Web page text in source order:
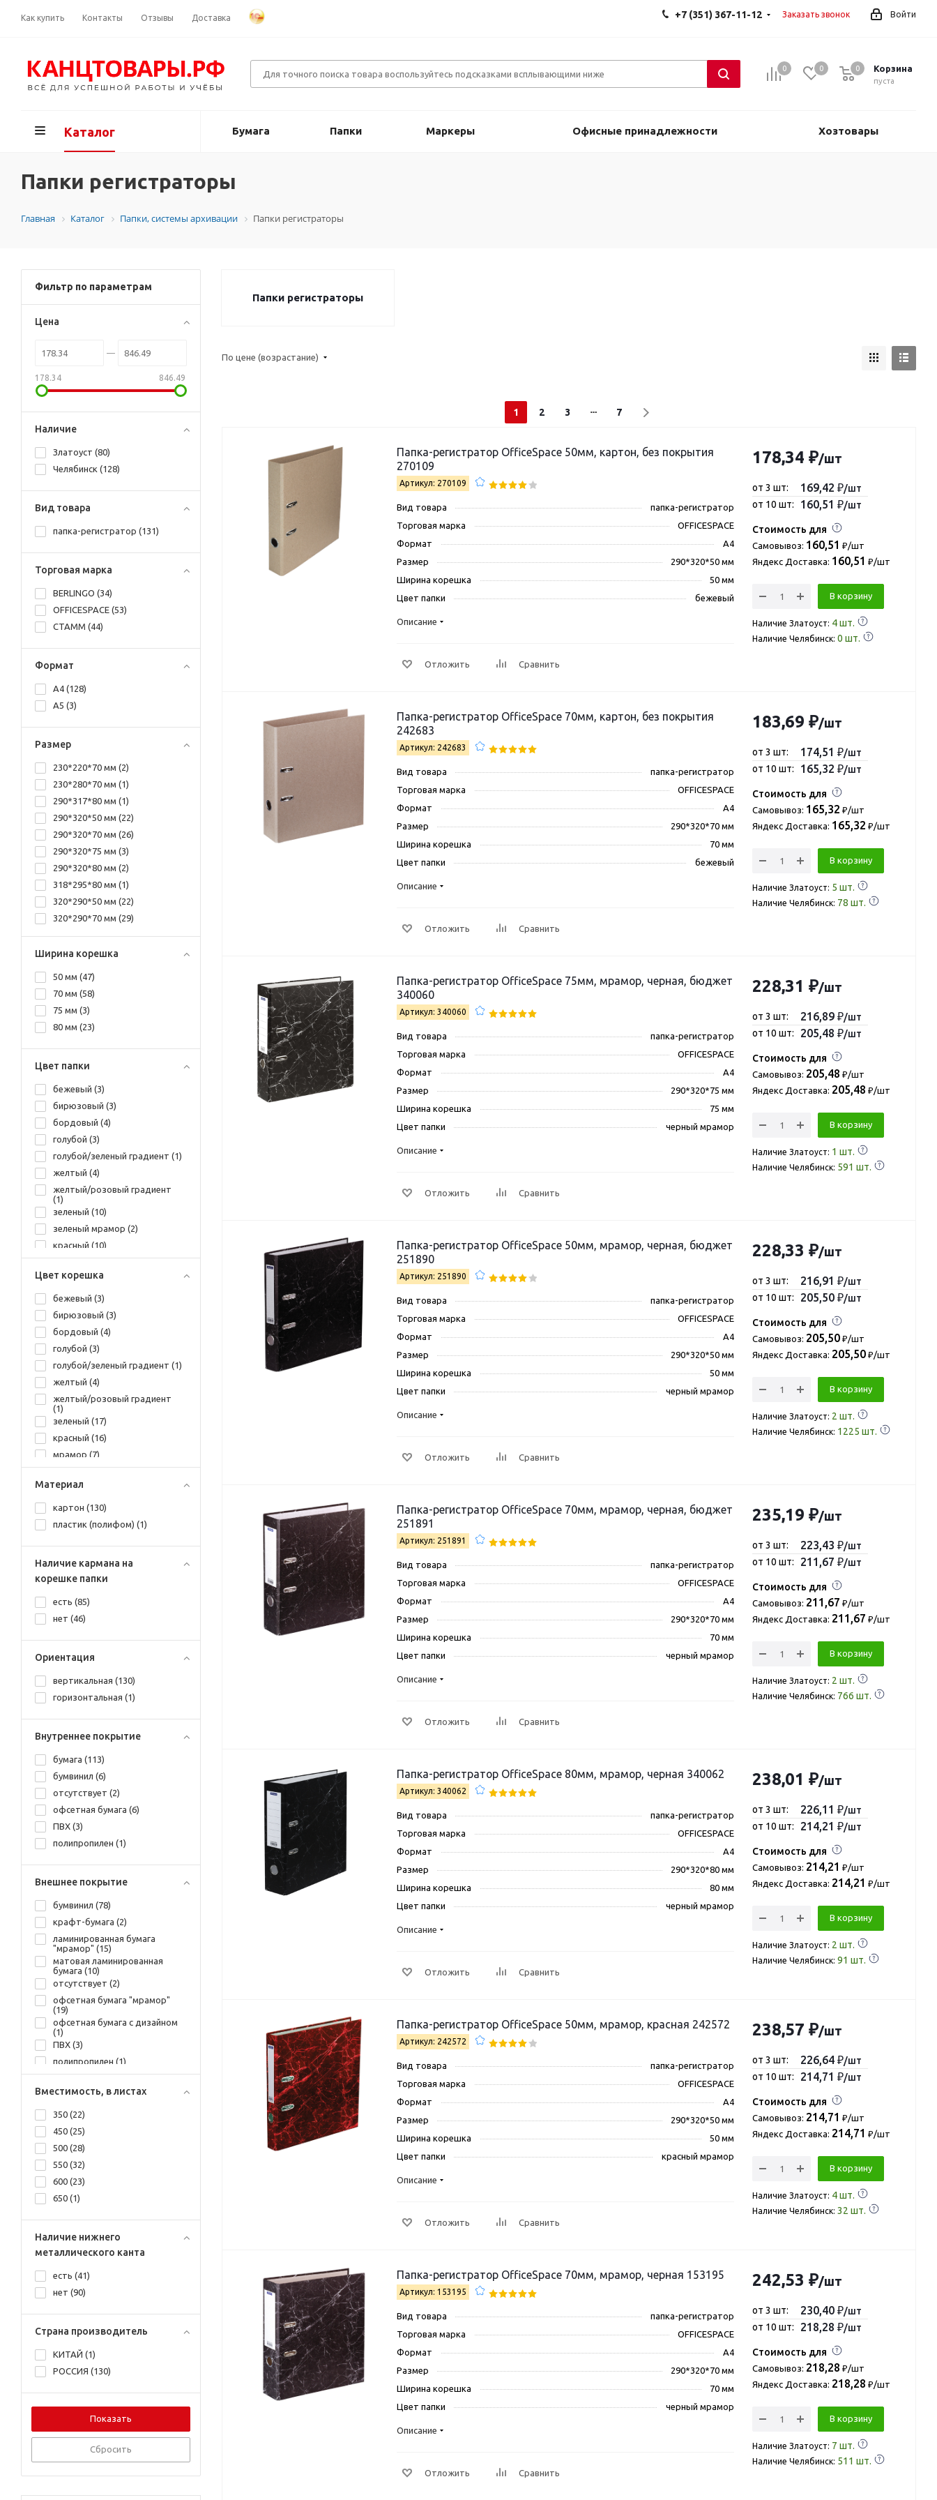
Как купить Контакты Отзывы Доставка Войти
+7 (351) 367-11-12 Заказать звонок
0 0 Корзина
0
пуста
0
Каталог Бумага Папки Маркеры Офисные принадлежности Хозтовары
Папки регистраторы
Главная Каталог Папки, системы архивации Папки регистраторы
Папки регистраторы
По цене (возрастание)
1 2 3 7
Папка-регистратор OfficeSpace 50мм, картон, без покрытия
270109
Артикул: 270109
Вид товара
папка-регистратор
Торговая марка
OFFICESPACE
Формат
А4
Размер
290*320*50 мм
Ширина корешка
50 мм
Цвет папки
бежевый
Описание
Отложить Сравнить
178,34 ₽/шт
от 3 шт: 169,42 ₽/шт
от 10 шт:
160,51 ₽/шт
Стоимость для
Самовывоз: 160,51 ₽/шт
Яндекс Доставка: 160,51 ₽/шт
В корзину
Наличие Златоуст: 4шт.
Наличие Челябинск: 0 шт.
Папка-регистратор OfficeSpace 70мм, картон, без покрытия
242683
Артикул: 242683
Вид товара
папка-регистратор
Торговая марка
OFFICESPACE
Формат
А4
Размер
290*320*70 мм
Ширина корешка
70 мм
Цвет папки
бежевый
Описание
Отложить Сравнить
183,69 ₽/шт
от 3 шт: 174,51 ₽/шт
от 10 шт:
165,32 ₽/шт
Стоимость для
Самовывоз: 165,32 ₽/шт
Яндекс Доставка: 165,32 ₽/шт
В корзину
Наличие Златоуст: 5 шт.
Наличие Челябинск: 78 шт.
Папка-регистратор OfficeSpace 75мм, мрамор, черная, бюджет
340060
Артикул: 340060
Вид товара
папка-регистратор
Торговая марка
OFFICESPACE
Формат
А4
Размер
290*320*75 мм
Ширина корешка
75 мм
Цвет папки
черный мрамор
Описание
Отложить Сравнить
228,31 ₽/шт
от 3 шт: 216,89 ₽/шт
от 10 шт:
205,48 ₽/шт
Стоимость для
Самовывоз: 205,48 ₽/шт
Яндекс Доставка: 205,48 ₽/шт
В корзину
Наличие Златоуст: 1 шт.
Наличие Челябинск: 591 шт.
Папка-регистратор OfficeSpace 50мм, мрамор, черная, бюджет
251890
Артикул: 251890
Вид товара
папка-регистратор
Торговая марка
OFFICESPACE
Формат
А4
Размер
290*320*50 мм
Ширина корешка
50 мм
Цвет папки
черный мрамор
Описание
Отложить Сравнить
228,33 ₽/шт
от 3 шт: 216,91 ₽/шт
от 10 шт:
205,50 ₽/шт
Стоимость для
Самовывоз: 205,50 ₽/шт
Яндекс Доставка: 205,50 ₽/шт
В корзину
Наличие Златоуст: 2 шт.
Наличие Челябинск: 1225 шт.
Папка-регистратор OfficeSpace 70мм, мрамор, черная, бюджет
251891
Артикул: 251891
Вид товара
папка-регистратор
Торговая марка
OFFICESPACE
Формат
А4
Размер
290*320*70 мм
Ширина корешка
70 мм
Цвет папки
черный мрамор
Описание
Отложить Сравнить
235,19 ₽/шт
от 3 шт: 223,43 ₽/шт
от 10 шт:
211,67 ₽/шт
Стоимость для
Самовывоз: 211,67 ₽/шт
Яндекс Доставка: 211,67 ₽/шт
В корзину
Наличие Златоуст: 2 шт.
Наличие Челябинск: 766 шт.
Папка-регистратор OfficeSpace 80мм, мрамор, черная 340062
Артикул: 340062
Вид товара
папка-регистратор
Торговая марка
OFFICESPACE
Формат
А4
Размер
290*320*80 мм
Ширина корешка
80 мм
Цвет папки
черный мрамор
Описание
Отложить Сравнить
238,01 ₽/шт
от 3 шт: 226,11 ₽/шт
от 10 шт:
214,21 ₽/шт
Стоимость для
Самовывоз: 214,21 ₽/шт
Яндекс Доставка: 214,21 ₽/шт
В корзину
Наличие Златоуст: 2 шт.
Наличие Челябинск: 91 шт.
Папка-регистратор OfficeSpace 50мм, мрамор, красная 242572
Артикул: 242572
Вид товара
папка-регистратор
Торговая марка
OFFICESPACE
Формат
А4
Размер
290*320*50 мм
Ширина корешка
50 мм
Цвет папки
красный мрамор
Описание
Отложить Сравнить
238,57 ₽/шт
от 3 шт: 226,64 ₽/шт
от 10 шт:
214,71 ₽/шт
Стоимость для
Самовывоз: 214,71 ₽/шт
Яндекс Доставка: 214,71 ₽/шт
В корзину
Наличие Златоуст: 4шт.
Наличие Челябинск: 32 шт.
Папка-регистратор OfficeSpace 70мм, мрамор, черная 153195
Артикул: 153195
Вид товара
папка-регистратор
Торговая марка
OFFICESPACE
Формат
А4
Размер
290*320*70 мм
Ширина корешка
70 мм
Цвет папки
черный мрамор
Описание
Отложить Сравнить
242,53 ₽/шт
от 3 шт: 230,40 ₽/шт
от 10 шт:
218,28 ₽/шт
Стоимость для
Самовывоз: 218,28 ₽/шт
Яндекс Доставка: 218,28 ₽/шт
В корзину
Наличие Златоуст: 7 шт.
Наличие Челябинск: 511 шт.
Фильтр по параметрам
Цена
178.34 846.49
Наличие
Златоуст (80)
Челябинск (128)
Вид товара
папка-регистратор (131)
Торговая марка
BERLINGO (34)
OFFICESPACE (53)
СТАММ (44)
Формат
А4 (128)
А5 (3)
Размер
230*220*70 мм (2)
230*280*70 мм (1)
290*317*80 мм (1)
290*320*50 мм (22)
290*320*70 мм (26)
290*320*75 мм (3)
290*320*80 мм (2)
318*295*80 мм (1)
320*290*50 мм (22)
320*290*70 мм (29)
320*290*80 мм (19)
320*300*50 мм (
Ширина корешка
50 мм (47)
70 мм (58)
75 мм (3)
80 мм (23)
Цвет папки
бежевый (3)
бирюзовый (3)
бордовый (4)
голубой (3)
голубой/зеленый градиент (1)
желтый (4)
желтый/розовый градиент
(1)
зеленый (10)
зеленый мрамор (2)
красный (10)
красный мрамор (2)
мятный (1)
оранжевый (
рисунок (3 )
розовый (3 )
розовый/голубой градиент
( 1)
салатовый (2)
серый (4 )
синий (14)
синий мрамор (
сиреневый (3
фиолетовый (
фисташковый (3)
черный (
черный мрамор (
Цвет корешка
бежевый (3)
бирюзовый (3)
бордовый (4)
голубой (3)
голубой/зеленый градиент (1)
желтый (4)
желтый/розовый градиент
(1)
зеленый (17)
красный (16)
мрамор (7)
мятный (1)
оранжевый (
рисунок (3)
розовый (3)
(1)
салатовый (2)
серый (4)
сиреневый (
фиолетовый (
фисташковый (3)
черный (24
черный мрамор (2)
Материал
картон (130)
пластик (полифом) (1)
Наличие кармана на
корешке папки
есть (85)
нет (46)
Ориентация
вертикальная (130)
горизонтальная (1)
Внутреннее покрытие
бумага (113)
бумвинил (6)
отсутствует (2)
офсетная бумага (6)
ПВХ (3)
полипропилен (1)
Внешнее покрытие
бумвинил (78)
крафт-бумага (2)
ламинированная бумага
"мрамор" (15)
матовая ламинированная
бумага (10)
отсутствует (2)
офсетная бумага "мрамор"
(19)
офсетная бумага с дизайном
(1)
ПВХ (3)
полипропилен (1)
Вместимость, в листах
350 (22)
450 (25)
500 (28)
550 (32)
600 (23)
650 (1)
Наличие нижнего
металлического канта
есть (41)
нет (90)
Страна производитель
КИТАЙ (1)
РОССИЯ (130)
Сбросить